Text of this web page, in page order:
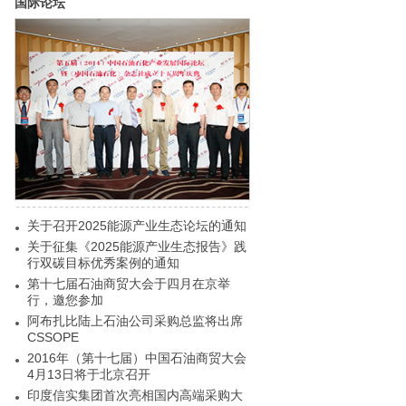
关于召开2025能源产业生态论坛的通知
关于征集《2025能源产业生态报告》践
行双碳目标优秀案例的通知
第十七届石油商贸大会于四月在京举
行，邀您参加
阿布扎比陆上石油公司采购总监将出席
CSSOPE
2016年（第十七届）中国石油商贸大会
4月13日将于北京召开
印度信实集团首次亮相国内高端采购大